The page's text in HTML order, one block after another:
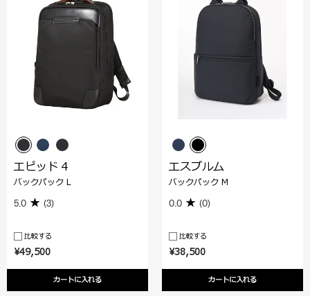
¥49,500
カートに入れる
エピッド 4
バックパック L
5.0 (3)
比較する
¥38,500
カートに入れる
エスプルム
バックパック M
0.0 (0)
比較する